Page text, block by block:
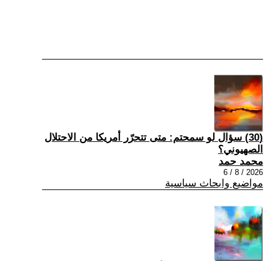
(30) سؤال لو سمحتم: متى تتحرّر أمريكا من الاحتلال
الصهيوني؟
محمد حمد
2026 / 8 / 6
مواضيع وابحاث سياسية